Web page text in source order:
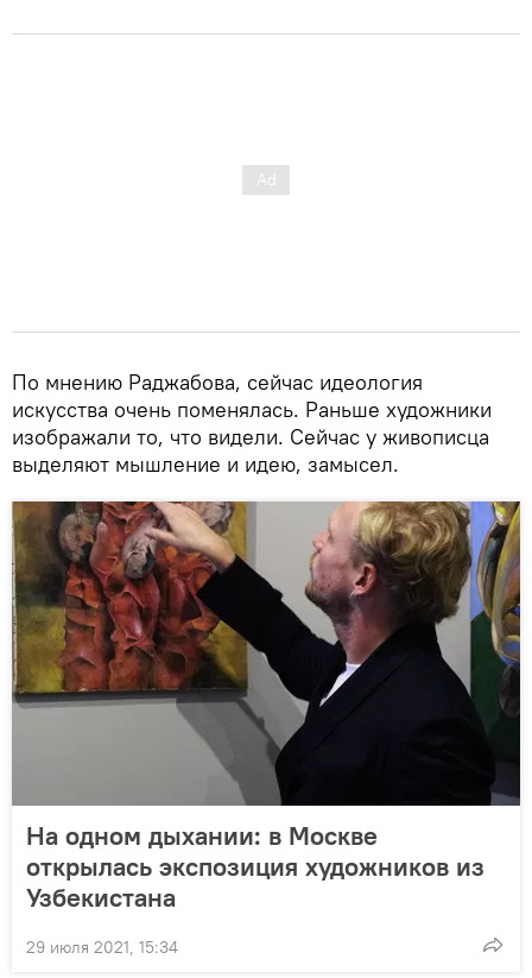
По мнению Раджабова, сейчас идеология
искусства очень поменялась. Раньше художники
изображали то, что видели. Сейчас у живописца
выделяют мышление и идею, замысел.
На одном дыхании: в Москве
открылась экспозиция художников из
Узбекистана
29 июля 2021, 15:34